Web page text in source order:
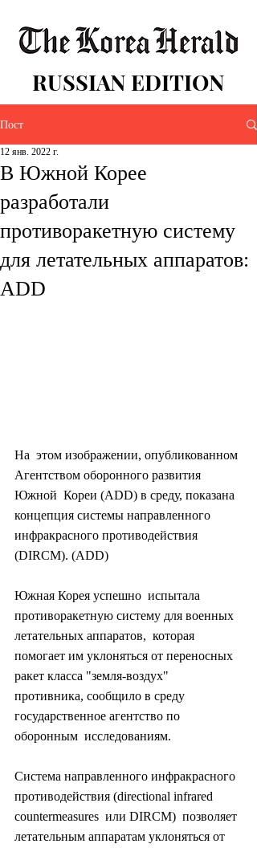
RUSSIAN EDITION
Пост
В Южной Корее
разработали
противоракетную систему
для летательных аппаратов:
ADD
12 янв. 2022 г.
На  этом изображении, опубликованном
Агентством оборонного развития
Южной  Кореи (ADD) в среду, показана
концепция системы направленного
инфракрасного противодействия
(DIRCM). (ADD)
Южная Корея успешно  испытала
противоракетную систему для военных
летательных аппаратов,  которая
помогает им уклоняться от переносных
ракет класса "земля-воздух"
противника, сообщило в среду
государственное агентство по
оборонным  исследованиям.
Система направленного инфракрасного
противодействия (directional infrared
countermeasures  или DIRCM)  позволяет
летательным аппаратам уклоняться от